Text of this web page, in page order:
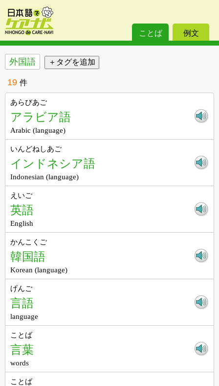
ことば 例文
外国語
19 件
あらびあご
アラビア語
Arabic (language)
いんどねしあご
インドネシア語
Indonesian (language)
えいご
英語
English
かんこくご
韓国語
Korean (language)
げんご
言語
language
ことば
言葉
words
ことば